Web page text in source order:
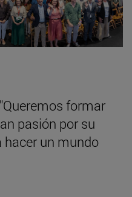
formar
pasión por su
un mundo